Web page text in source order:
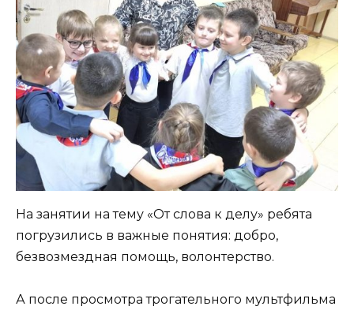
На занятии на тему «От слова к делу» ребята
погрузились в важные понятия: добро,
безвозмездная помощь, волонтерство.
А после просмотра трогательного мультфильма